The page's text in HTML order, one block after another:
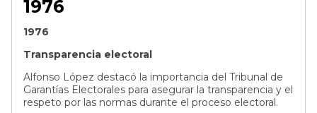
1976
1976
Transparencia electoral
Alfonso López destacó la importancia del Tribunal de
Garantías Electorales para asegurar la transparencia y el
respeto por las normas durante el proceso electoral.